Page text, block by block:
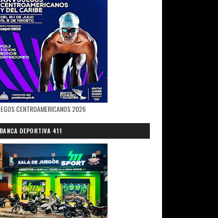
CENTROAMERICANOS 2026
DEPORTIVA 411